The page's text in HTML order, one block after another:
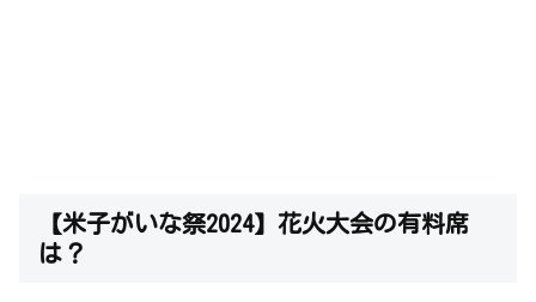
【米子がいな祭2024】花火大会の有料席
は？